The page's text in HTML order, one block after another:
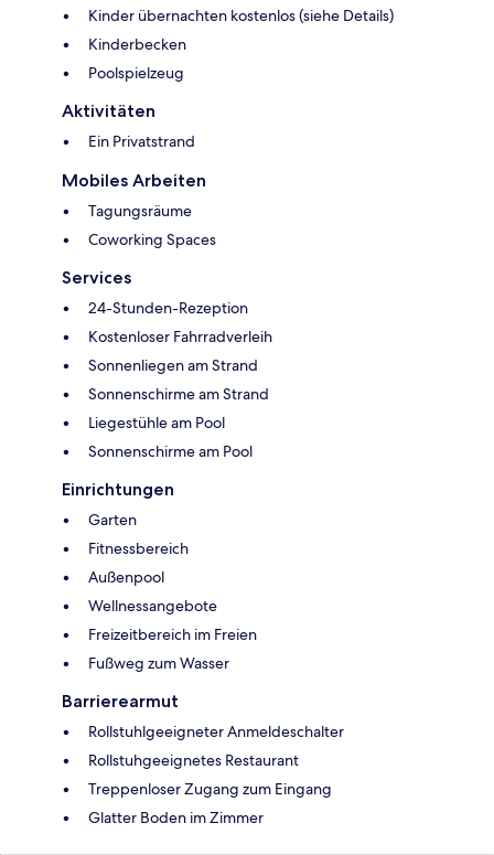
Kinder übernachten kostenlos (siehe Details)
Kinderbecken
Poolspielzeug
Aktivitäten
Ein Privatstrand
Mobiles Arbeiten
Tagungsräume
Coworking Spaces
Services
24-Stunden-Rezeption
Kostenloser Fahrradverleih
Sonnenliegen am Strand
Sonnenschirme am Strand
Liegestühle am Pool
Sonnenschirme am Pool
Einrichtungen
Garten
Fitnessbereich
Außenpool
Wellnessangebote
Freizeitbereich im Freien
Fußweg zum Wasser
Barrierearmut
Rollstuhlgeeigneter Anmeldeschalter
Rollstuhgeeignetes Restaurant
Treppenloser Zugang zum Eingang
Glatter Boden im Zimmer